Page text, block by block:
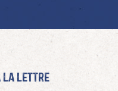
La Lettre